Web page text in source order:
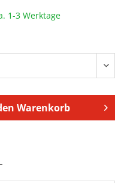
1-3 Werktage
Warenkorb